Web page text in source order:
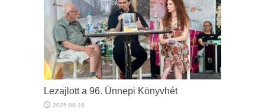
Lezajlott a 96. Ünnepi Könyvhét
2025-06-16